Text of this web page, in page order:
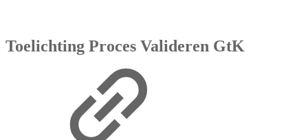
Toelichting Proces Valideren GtK